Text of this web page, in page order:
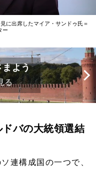
に出席したマイア・サンドゥ氏＝
ー
まよう
る
バの大統領選結
連構成国の一つで、